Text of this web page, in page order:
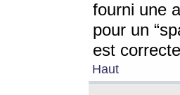
fourni une
pour un
est
Haut